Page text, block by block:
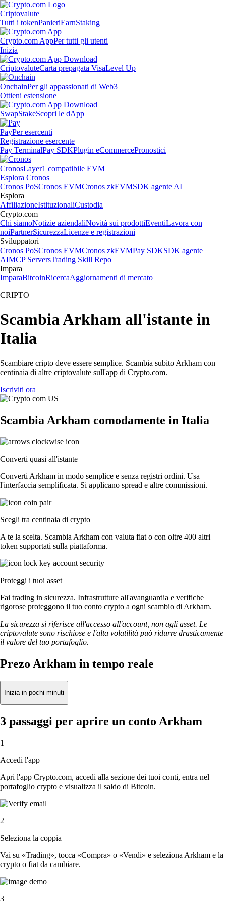
Criptovalute
Tutti i tokenPanieriEarnStaking
Crypto.com AppPer tutti gli utenti
Inizia
CriptovaluteCarta prepagata VisaLevel Up
OnchainPer gli appassionati di Web3
Ottieni estensione
SwapStakeScopri le dApp
PayPer esercenti
Registrazione esercente
Pay TerminalPay SDKPlugin eCommercePronostici
CronosLayer1 compatibile EVM
Esplora Cronos
Cronos PoSCronos EVMCronos zkEVMSDK agente AI
Esplora
AffiliazioneIstituzionaliCustodia
Crypto.com
Chi siamoNotizie aziendaliNovità sui prodottiEventiLavora con
noiPartnerSicurezzaLicenze e registrazioni
Sviluppatori
Cronos PoSCronos EVMCronos zkEVMPay SDKSDK agente
AIMCP ServersTrading Skill Repo
Impara
ImparaBitcoinRicercaAggiornamenti di mercato
CRIPTO
Scambia Arkham all'istante in
Italia
Scambiare cripto deve essere semplice. Scambia subito Arkham con
centinaia di altre criptovalute sull'app di Crypto.com.
Iscriviti ora
Scambia Arkham comodamente in Italia
Converti quasi all'istante
Converti Arkham in modo semplice e senza registri ordini. Usa
l'interfaccia semplificata. Si applicano spread e altre commissioni.
Scegli tra centinaia di crypto
A te la scelta. Scambia Arkham con valuta fiat o con oltre 400 altri
token supportati sulla piattaforma.
Proteggi i tuoi asset
Fai trading in sicurezza. Infrastrutture all'avanguardia e verifiche
rigorose proteggono il tuo conto crypto a ogni scambio di Arkham.
La sicurezza si riferisce all'accesso all'account, non agli asset. Le
criptovalute sono rischiose e l'alta volatilità può ridurre drasticamente
il valore del tuo portafoglio.
Prezo Arkham in tempo reale
Inizia in pochi minuti
3 passaggi per aprire un conto Arkham
1
Accedi l'app
Apri l'app Crypto.com, accedi alla sezione dei tuoi conti, entra nel
portafoglio crypto e visualizza il saldo di Bitcoin.
2
Seleziona la coppia
Vai su «Trading», tocca «Compra» o «Vendi» e seleziona Arkham e la
crypto o fiat da cambiare.
3